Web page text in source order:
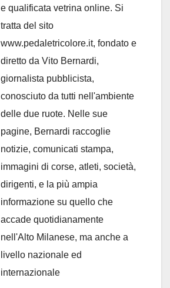
e qualificata vetrina online. Si
tratta del sito
www.pedaletricolore.it, fondato e
diretto da Vito Bernardi,
giornalista pubblicista,
conosciuto da tutti nell'ambiente
delle due ruote. Nelle sue
pagine, Bernardi raccoglie
notizie, comunicati stampa,
immagini di corse, atleti, società,
dirigenti, e la più ampia
informazione su quello che
accade quotidianamente
nell'Alto Milanese, ma anche a
livello nazionale ed
internazionale